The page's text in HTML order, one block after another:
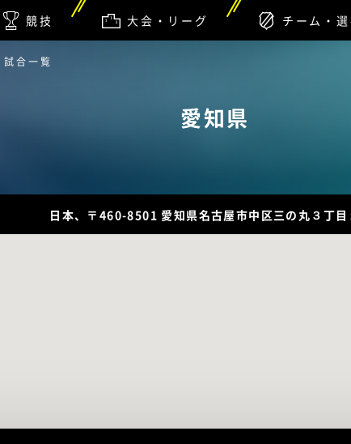
競技 大会・リーグ チーム・
試合一覧
愛知県
日本、〒460-8501 愛知県名古屋市中区三の丸３丁目